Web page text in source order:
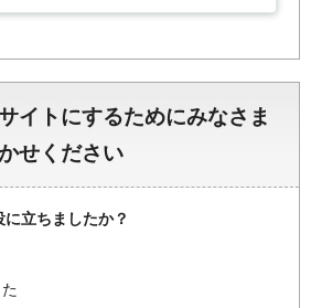
イトにするためにみなさま
せください
立ちましたか？